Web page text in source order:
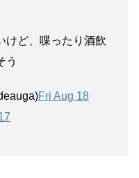
けど、喋ったり酒飲
う
Fri Aug 18